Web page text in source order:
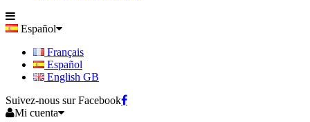
Español
Français
Español
English GB
Suivez-nous sur Facebook
Mi cuenta